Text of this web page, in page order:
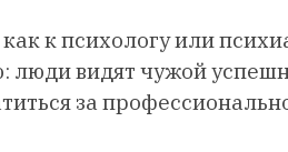
к психологу или
люди видят чужой
за